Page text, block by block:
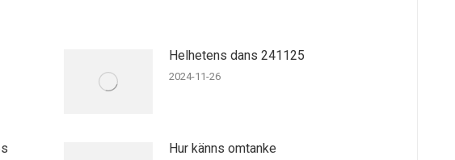
Helhetens dans 241125
2024-11-26
Hur känns omtanke